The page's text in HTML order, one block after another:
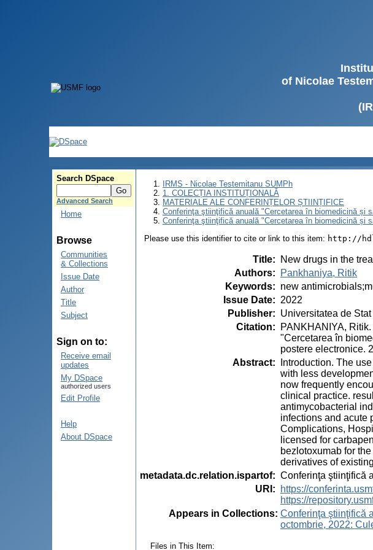
of Nicolae
Search DSpace
Advanced Search
Home
Browse
Communities
& Collections
Issue Date
Author
Title
Subject
Sign on to:
Receive email
updates
My DSpace
authorized users
Edit Profile
Help
About DSpace
IRMS - Nicolae Testemitanu SUMPh
1. COLECȚIA INSTITUȚIONALĂ
MATERIALE ALE CONFERINȚELOR ȘTIINȚIFICE
Conferinţa ştiinţifică anuală "Cercetarea în biomedicină și
Conferinţa ştiinţifică anuală "Cercetarea în biomedicină și
Please use this identifier to cite or link to this item: http://
Title:
New drugs in the
Authors:
Pankhaniya, Ritik
Keywords: new
Issue Date: 2022
Publisher: Universitatea de
Citation:
PANKHANIYA,
"Cercetarea în
postere electronice.
Abstract:
Introduction. The
with less
now frequently
clinical practice.
antimycobacterial
infections and acute
Complications,
licensed for
bezlotoxumab for
derivatives of
metadata.dc.relation.ispartof: Conferinţa ştiinţifică
URI :
https://
https://
Appears in Collections: Conferinţa ştiinţifică
octombrie, 2022:
Files in This Item: